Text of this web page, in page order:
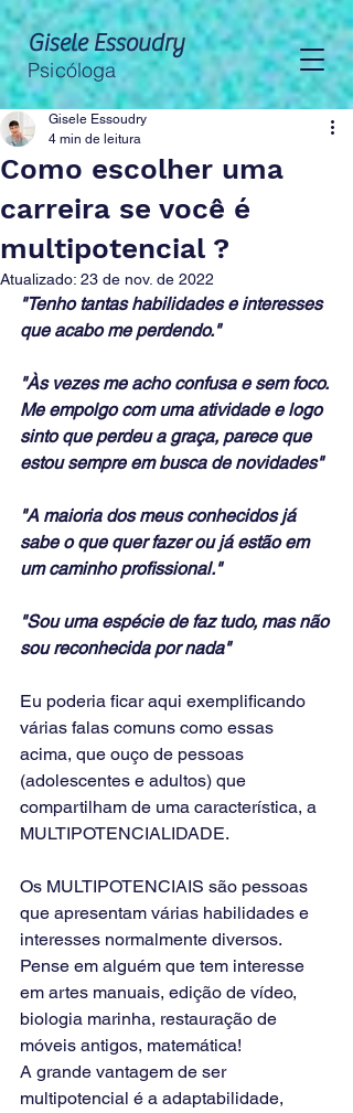
Gisele Essoudry
Psicóloga
Como escolher uma
carreira se você é
multipotencial ?
Gisele Essoudry
4 min de leitura
Atualizado: 23 de nov. de 2022
"Tenho tantas habilidades e interesses
que acabo me perdendo."
"Às vezes me acho confusa e sem foco.
Me empolgo com uma atividade e logo
sinto que perdeu a graça, parece que
estou sempre em busca de novidades"
"A maioria dos meus conhecidos já
sabe o que quer fazer ou já estão em
um caminho profissional."
"Sou uma espécie de faz tudo, mas não
sou reconhecida por nada"
Eu poderia ficar aqui exemplificando
várias falas comuns como essas
acima, que ouço de pessoas
(adolescentes e adultos) que
compartilham de uma característica, a
MULTIPOTENCIALIDADE.
Os MULTIPOTENCIAIS são pessoas
que apresentam várias habilidades e
interesses normalmente diversos.
Pense em alguém que tem interesse
em artes manuais, edição de vídeo,
biologia marinha, restauração de
móveis antigos, matemática!
A grande vantagem de ser
multipotencial é a adaptabilidade,